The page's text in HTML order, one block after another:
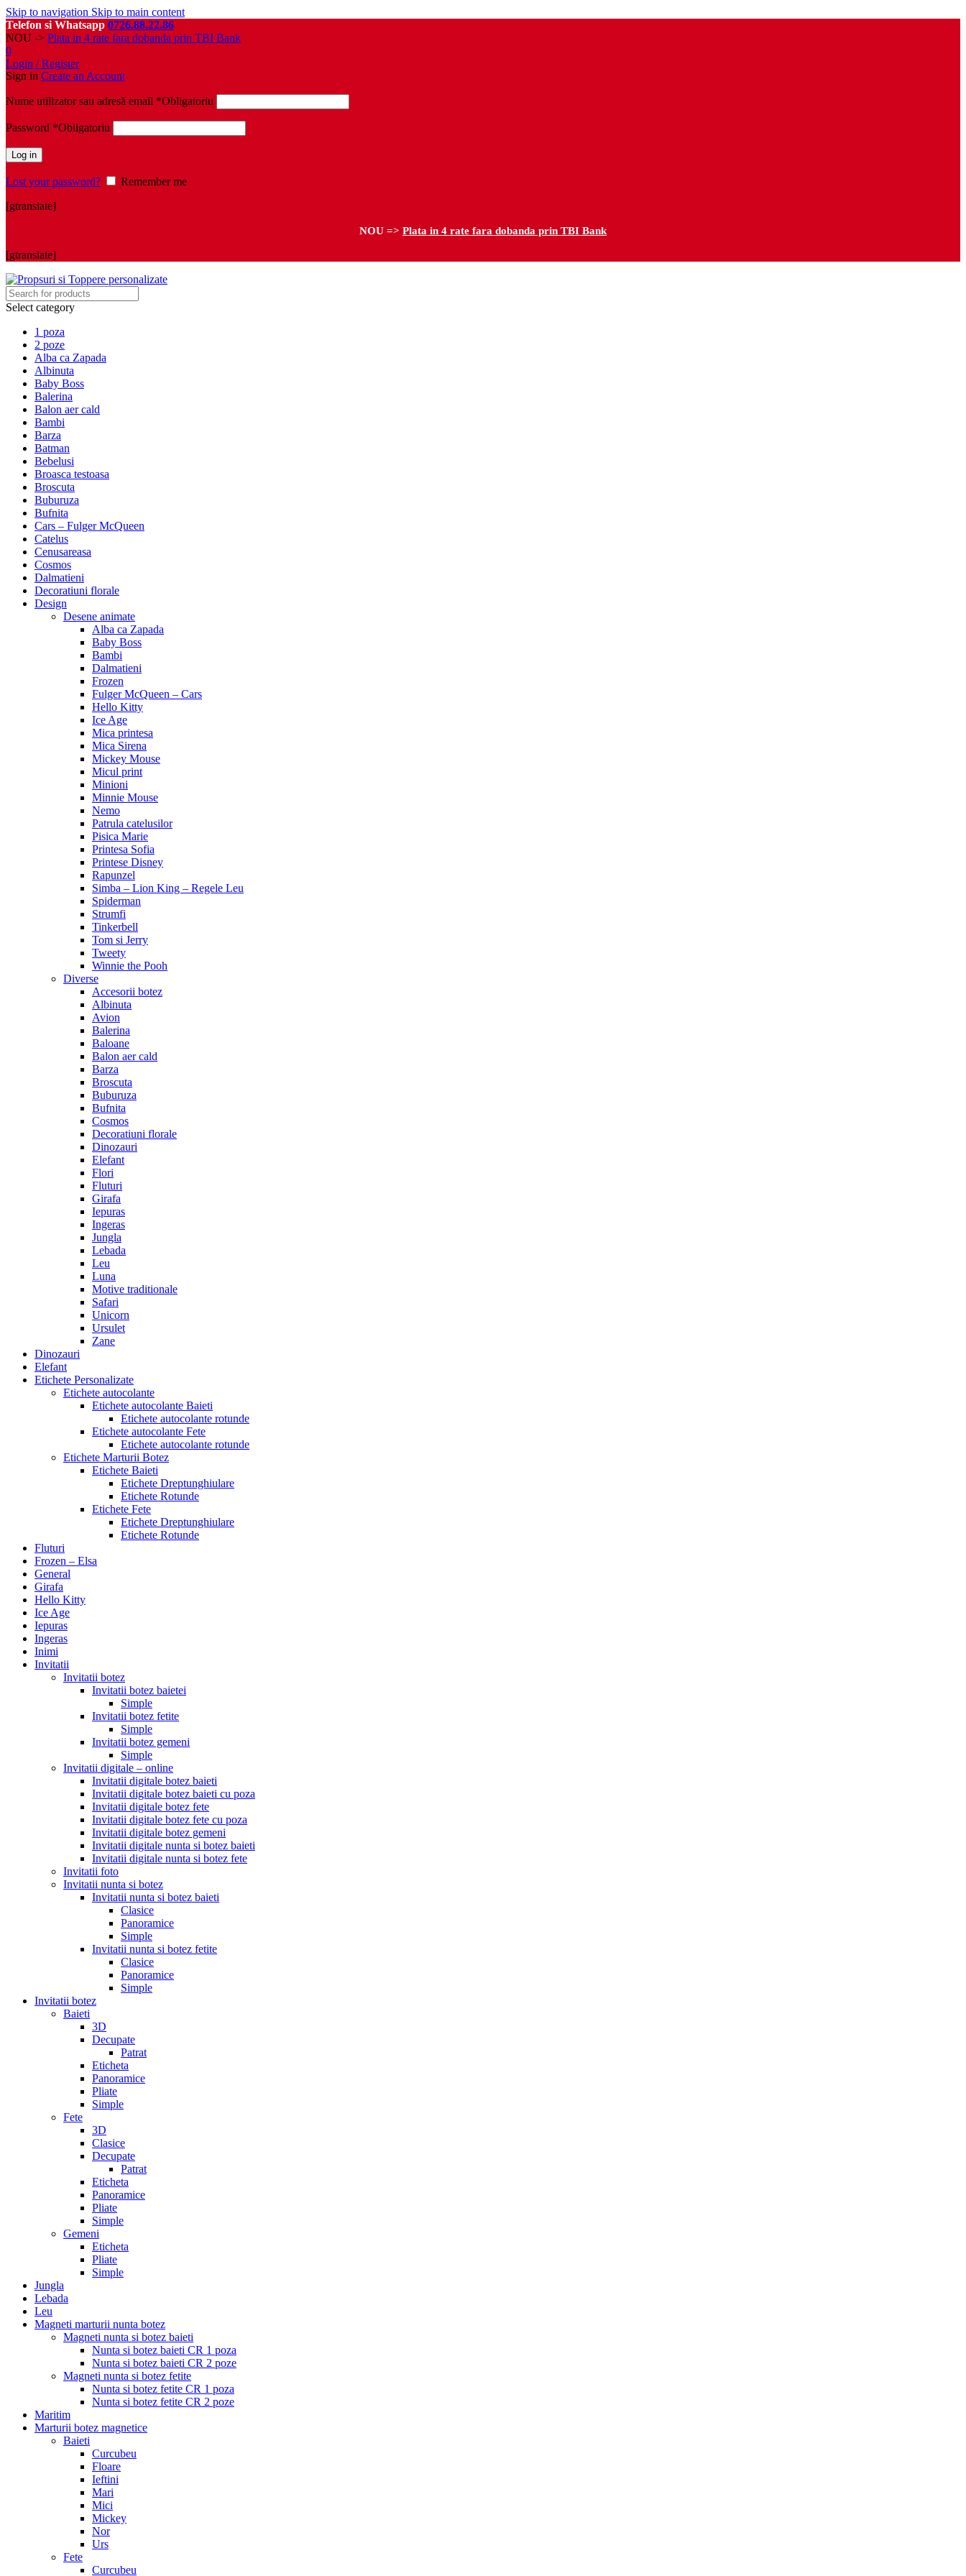
Skip to navigation Skip to main content
Telefon si Whatsapp 0726.88.22.86
NOU -> Plata in 4 rate fara dobanda prin TBI Bank
0
Login / Register
Sign in Create an Account
Nume utilizator sau adresă email *Obligatoriu
Password *Obligatoriu
Log in
Lost your password?
Remember me
[gtranslate]
NOU => Plata in 4 rate fara dobanda prin TBI Bank
[gtranslate]
Select category
1 poza
2 poze
Alba ca Zapada
Albinuta
Baby Boss
Balerina
Balon aer cald
Bambi
Barza
Batman
Bebelusi
Broasca testoasa
Broscuta
Buburuza
Bufnita
Cars – Fulger McQueen
Catelus
Cenusareasa
Cosmos
Dalmatieni
Decoratiuni florale
Design
Desene animate
Alba ca Zapada
Baby Boss
Bambi
Dalmatieni
Frozen
Fulger McQueen – Cars
Hello Kitty
Ice Age
Mica printesa
Mica Sirena
Mickey Mouse
Micul print
Minioni
Minnie Mouse
Nemo
Patrula catelusilor
Pisica Marie
Printesa Sofia
Printese Disney
Rapunzel
Simba – Lion King – Regele Leu
Spiderman
Strumfi
Tinkerbell
Tom si Jerry
Tweety
Winnie the Pooh
Diverse
Accesorii botez
Albinuta
Avion
Balerina
Baloane
Balon aer cald
Barza
Broscuta
Buburuza
Bufnita
Cosmos
Decoratiuni florale
Dinozauri
Elefant
Flori
Fluturi
Girafa
Iepuras
Ingeras
Jungla
Lebada
Leu
Luna
Motive traditionale
Safari
Unicorn
Ursulet
Zane
Dinozauri
Elefant
Etichete Personalizate
Etichete autocolante
Etichete autocolante Baieti
Etichete autocolante rotunde
Etichete autocolante Fete
Etichete autocolante rotunde
Etichete Marturii Botez
Etichete Baieti
Etichete Dreptunghiulare
Etichete Rotunde
Etichete Fete
Etichete Dreptunghiulare
Etichete Rotunde
Fluturi
Frozen – Elsa
General
Girafa
Hello Kitty
Ice Age
Iepuras
Ingeras
Inimi
Invitatii
Invitatii botez
Invitatii botez baietei
Simple
Invitatii botez fetite
Simple
Invitatii botez gemeni
Simple
Invitatii digitale – online
Invitatii digitale botez baieti
Invitatii digitale botez baieti cu poza
Invitatii digitale botez fete
Invitatii digitale botez fete cu poza
Invitatii digitale botez gemeni
Invitatii digitale nunta si botez baieti
Invitatii digitale nunta si botez fete
Invitatii foto
Invitatii nunta si botez
Invitatii nunta si botez baieti
Clasice
Panoramice
Simple
Invitatii nunta si botez fetite
Clasice
Panoramice
Simple
Invitatii botez
Baieti
3D
Decupate
Patrat
Eticheta
Panoramice
Pliate
Simple
Fete
3D
Clasice
Decupate
Patrat
Eticheta
Panoramice
Pliate
Simple
Gemeni
Eticheta
Pliate
Simple
Jungla
Lebada
Leu
Magneti marturii nunta botez
Magneti nunta si botez baieti
Nunta si botez baieti CR 1 poza
Nunta si botez baieti CR 2 poze
Magneti nunta si botez fetite
Nunta si botez fetite CR 1 poza
Nunta si botez fetite CR 2 poze
Maritim
Marturii botez magnetice
Baieti
Curcubeu
Floare
Ieftini
Mari
Mici
Mickey
Nor
Urs
Fete
Curcubeu